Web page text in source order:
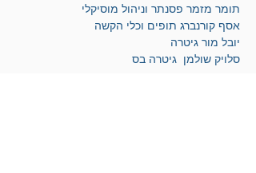
תומר מזמר פסנתר וניהול מוסיקלי
אסף קורנברג תופים וכלי הקשה
יובל מור גיטרה
סלויק שולמן  גיטרה בס